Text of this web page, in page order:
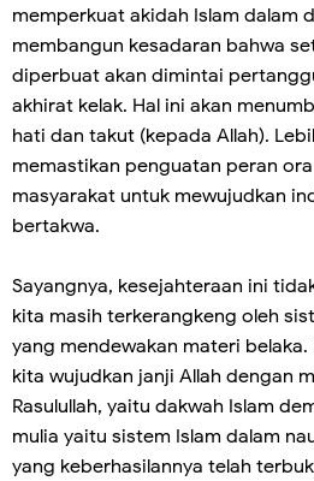
memperkuat akidah Islam dalam
membangun kesadaran bahwa
diperbuat akan dimintai
akhirat kelak. Hal ini akan
hati dan takut (kepada Allah).
memastikan penguatan peran
masyarakat untuk mewujudkan
bertakwa.
Sayangnya, kesejahteraan ini
kita masih terkerangkeng oleh
yang mendewakan materi
kita wujudkan janji Allah dengan
Rasulullah, yaitu dakwah Islam
mulia yaitu sistem Islam dalam
yang keberhasilannya telah